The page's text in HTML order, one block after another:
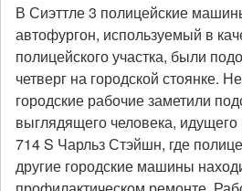
В Сиэттле 3 полицейские
автофургон, используемый в
полицейского участка, были
четверг на городской стоянке.
городские рабочие заметили
выглядящего человека, идущего
714 S Чарльз Стэйшн, где
другие городские машины